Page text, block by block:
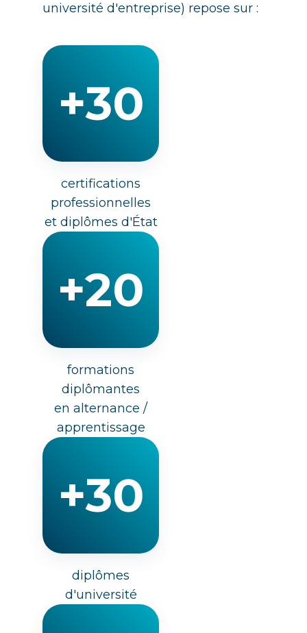
université d'entreprise) repose sur :
+30
certifications
professionnelles
et diplômes d'État
+20
formations
diplômantes
en alternance /
apprentissage
+30
diplômes
d'université